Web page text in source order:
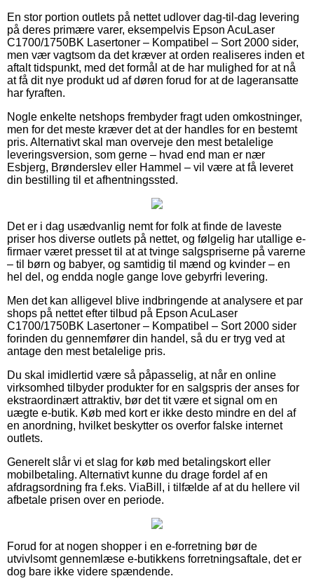
En stor portion outlets på nettet udlover dag-til-dag levering
på deres primære varer, eksempelvis Epson AcuLaser
C1700/1750BK Lasertoner – Kompatibel – Sort 2000 sider,
men vær vagtsom da det kræver at orden realiseres inden et
aftalt tidspunkt, med det formål at de har mulighed for at nå
at få dit nye produkt ud af døren forud for at de lageransatte
har fyraften.
Nogle enkelte netshops frembyder fragt uden omkostninger,
men for det meste kræver det at der handles for en bestemt
pris. Alternativt skal man overveje den mest betalelige
leveringsversion, som gerne – hvad end man er nær
Esbjerg, Brønderslev eller Hammel – vil være at få leveret
din bestilling til et afhentningssted.
Det er i dag usædvanlig nemt for folk at finde de laveste
priser hos diverse outlets på nettet, og følgelig har utallige e-
firmaer været presset til at at tvinge salgspriserne på varerne
– til børn og babyer, og samtidig til mænd og kvinder – en
hel del, og endda nogle gange love gebyrfri levering.
Men det kan alligevel blive indbringende at analysere et par
shops på nettet efter tilbud på Epson AcuLaser
C1700/1750BK Lasertoner – Kompatibel – Sort 2000 sider
forinden du gennemfører din handel, så du er tryg ved at
antage den mest betalelige pris.
Du skal imidlertid være så påpasselig, at når en online
virksomhed tilbyder produkter for en salgspris der anses for
ekstraordinært attraktiv, bør det tit være et signal om en
uægte e-butik. Køb med kort er ikke desto mindre en del af
en anordning, hvilket beskytter os overfor falske internet
outlets.
Generelt slår vi et slag for køb med betalingskort eller
mobilbetaling. Alternativt kunne du drage fordel af en
afdragsordning fra f.eks. ViaBill, i tilfælde af at du hellere vil
afbetale prisen over en periode.
Forud for at nogen shopper i en e-forretning bør de
utvivlsomt gennemlæse e-butikkens forretningsaftale, det er
dog bare ikke videre spændende.